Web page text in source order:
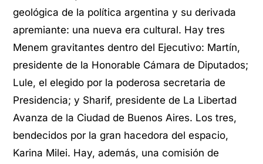
geológica de la política argentina y su derivada
apremiante: una nueva era cultural. Hay tres
Menem gravitantes dentro del Ejecutivo: Martín,
presidente de la Honorable Cámara de Diputados;
Lule, el elegido por la poderosa secretaria de
Presidencia; y Sharif, presidente de La Libertad
Avanza de la Ciudad de Buenos Aires. Los tres,
bendecidos por la gran hacedora del espacio,
Karina Milei. Hay, además, una comisión de